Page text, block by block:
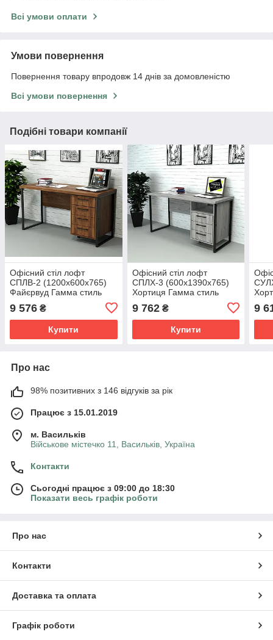
Всі умови оплати
Умови повернення
Повернення товару впродовж 14 днів за домовленістю
Всі умови повернення
Подібні товари компанії
Офісний стіл лофт
СПЛВ-2 (1200x600x765)
Файєрвуд Гамма стиль
9 576 ₴
Купити
Офісний стіл лофт
СПЛХ-3 (600x1390x765)
Хортиця Гамма стиль
9 762₴
Купити
9
Про нас
98% позитивних з 146 відгуків за рік
Працює з 15.01.2019
м. Васильків
Військове містечко 11, Васильків, Україна
Контакти
Сьогодні працює з 09:00 до 18:30
Показати весь графік роботи
Про нас
Контакти
Доставка та оплата
Графік роботи